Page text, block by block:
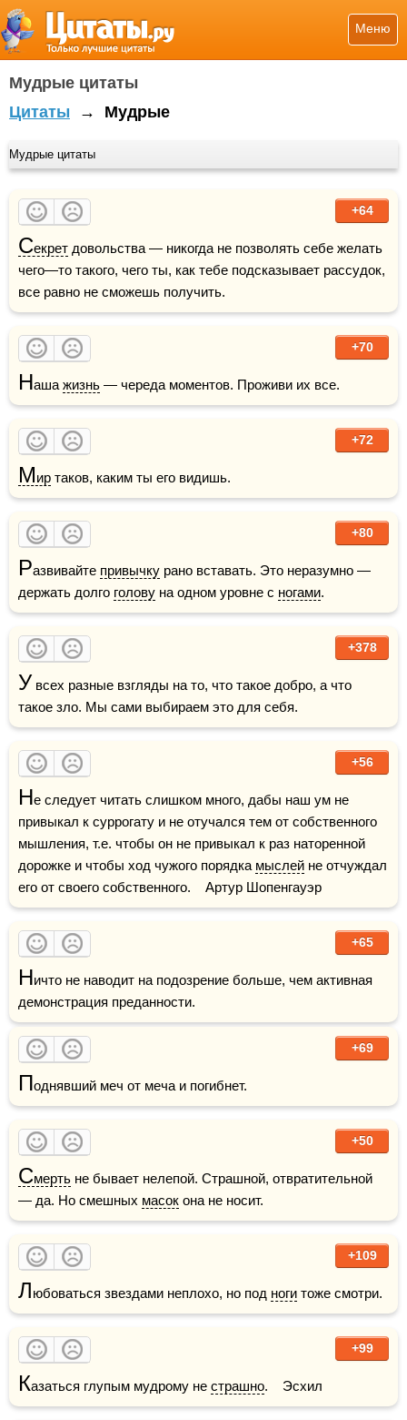
Меню
Мудрые цитаты
Цитаты → Мудрые
Мудрые цитаты
+64
Секрет довольства — никогда не позволять себе желать
чего—то такого, чего ты, как тебе подсказывает рассудок,
все равно не сможешь получить.
+70
Наша жизнь — череда моментов. Проживи их все.
+72
Мир таков, каким ты его видишь.
+80
Развивайте привычку рано вставать. Это неразумно —
держать долго голову на одном уровне с ногами.
+378
У всех разные взгляды на то, что такое добро, а что
такое зло. Мы сами выбираем это для себя.
+56
Не следует читать слишком много, дабы наш ум не
привыкал к суррогату и не отучался тем от собственного
мышления, т.е. чтобы он не привыкал к раз наторенной
дорожке и чтобы ход чужого порядка мыслей не отчуждал
его от своего собственного.    Артур Шопенгауэр
+65
Ничто не наводит на подозрение больше, чем активная
демонстрация преданности.
+69
Поднявший меч от меча и погибнет.
+50
Смерть не бывает нелепой. Страшной, отвратительной
— да. Но смешных масок она не носит.
+109
Любоваться звездами неплохо, но под ноги тоже смотри.
+99
Казаться глупым мудрому не страшно.    Эсхил